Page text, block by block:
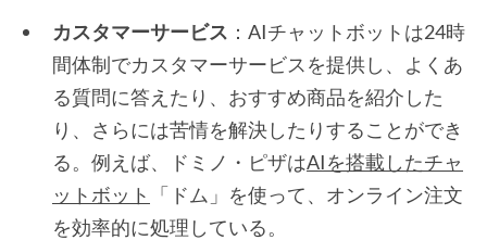
カスタマーサービス ：AIチャットボットは24時
間体制でカスタマーサービスを提供し、よくあ
る質問に答えたり、おすすめ商品を紹介した
り、さらには苦情を解決したりすることができ
る。例えば、ドミノ・ピザはAIを搭載したチャ
ットボット
「ドム」を使って、オンライン注文
を効率的に処理している。